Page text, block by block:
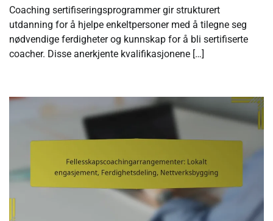
Coaching sertifiseringsprogrammer gir strukturert
utdanning for å hjelpe enkeltpersoner med å tilegne seg
nødvendige ferdigheter og kunnskap for å bli sertifiserte
coacher. Disse anerkjente kvalifikasjonene […]